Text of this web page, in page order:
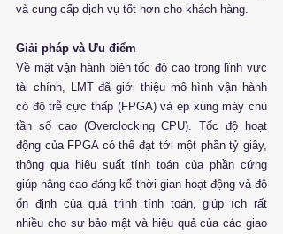
và cung cấp dịch vụ tốt hơn cho khách hàng.
Giải pháp và Ưu điểm
Về mặt vận hành biên tốc độ cao trong lĩnh vực
tài chính, LMT đã giới thiệu mô hình vận hành
có độ trễ cực thấp (FPGA) và ép xung máy chủ
tần số cao (Overclocking CPU). Tốc độ hoạt
động của FPGA có thể đạt tới một phần tỷ giây,
thông qua hiệu suất tính toán của phần cứng
giúp nâng cao đáng kể thời gian hoạt động và độ
ổn định của quá trình tính toán, giúp ích rất
nhiều cho sự bảo mật và hiệu quả của các giao